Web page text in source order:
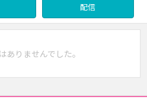
配信
ありませんでした。